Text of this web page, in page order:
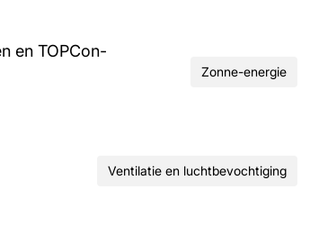
en TOPCon-
Zonne-energie
Ventilatie en luchtbevochtiging